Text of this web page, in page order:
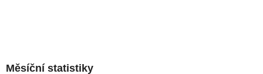
Měsíční statistiky